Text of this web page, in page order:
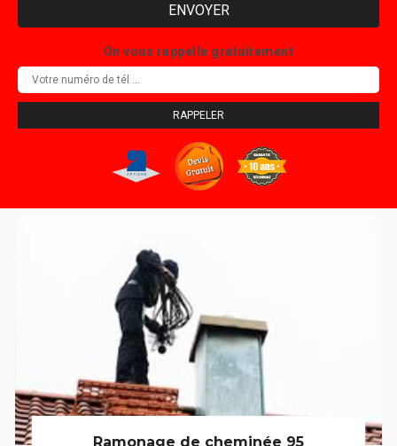
On vous rappelle gratuitement
Ramonage de cheminée 95